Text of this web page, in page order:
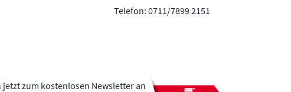
Telefon: 0711/7899 2151
jetzt zum kostenlosen Newsletter an